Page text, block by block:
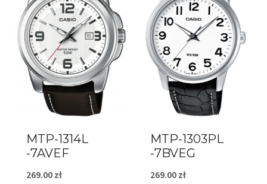
MTP-1314L
-7AVEF
269.00 zł
MTP-1303PL
-7BVEG
269.00 zł